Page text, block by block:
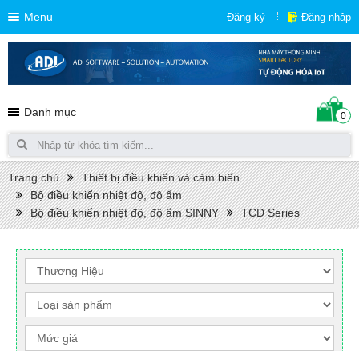
Menu Đăng ký Đăng nhập
Danh mục 0
Trang chủ
Thiết bị điều khiển và cảm biến
Bộ điều khiển nhiệt độ, độ ẩm
Bộ điều khiển nhiệt độ, độ ẩm SINNY
TCD Series